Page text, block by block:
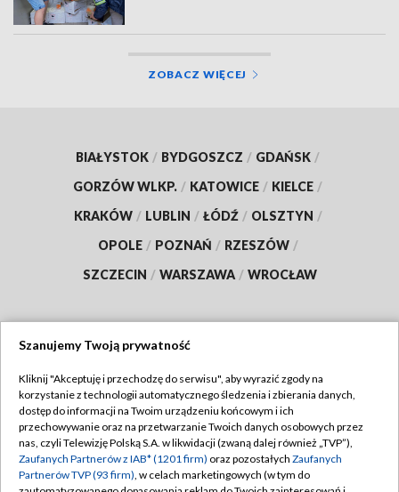
ZOBACZ WIĘCEJ
BIAŁYSTOK / BYDGOSZCZ / GDAŃSK /
GORZÓW WLKP. / KATOWICE / KIELCE /
KRAKÓW / LUBLIN / ŁÓDŹ / OLSZTYN /
OPOLE / POZNAŃ / RZESZÓW /
SZCZECIN / WARSZAWA / WROCŁAW
TVP
Abonament TVP
Emisja w TVP
Centrum informacji TVP
Regulamin TVP
Polityka prywatności
Szanujemy Twoją prywatność
Kliknij "Akceptuję i przechodzę do serwisu", aby wyrazić zgody na
korzystanie z technologii automatycznego śledzenia i zbierania danych,
dostęp do informacji na Twoim urządzeniu końcowym i ich
przechowywanie oraz na przetwarzanie Twoich danych osobowych przez
nas, czyli Telewizję Polską S.A. w likwidacji (zwaną dalej również „TVP”),
Zaufanych Partnerów z IAB* (1201 firm) oraz pozostałych Zaufanych
Partnerów TVP (93 firm), w celach marketingowych (w tym do